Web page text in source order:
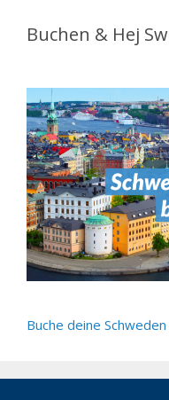
Buchen & Hej
Buche deine